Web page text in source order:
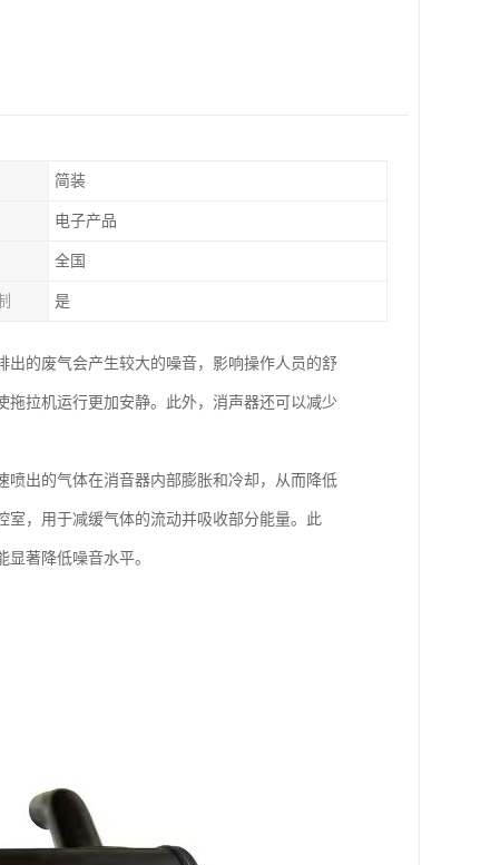
简装
电子产品
全国
是
的废气会产生较大的噪音，影响操作人员的舒
拉机运行更加安静。此外，消声器还可以减少
出的气体在消音器内部膨胀和冷却，从而降低
室，用于减缓气体的流动并吸收部分能量。此
著降低噪音水平。